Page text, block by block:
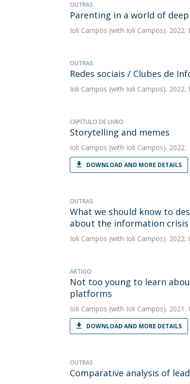
OUTRAS
Parenting in a world of
Ioli Campos (with Ioli Campos). 2022.
OUTRAS
Redes sociais / Clubes de
Ioli Campos (with Ioli Campos). 2022.
CAPÍTULO DE LIVRO
Storytelling and memes
Ioli Campos (with Ioli Campos). 2022.
DOWNLOAD AND MORE DETAILS
OUTRAS
What we should know to
about the information
Ioli Campos (with Ioli Campos).
ARTIGO
Not too young to learn
platforms
Ioli Campos (with Ioli Campos).
DOWNLOAD AND MORE DETAILS
OUTRAS
Comparative analysis of